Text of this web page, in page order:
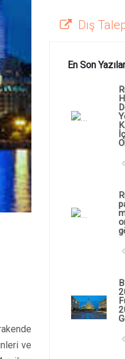
ve
Dış
En Son Yazılar